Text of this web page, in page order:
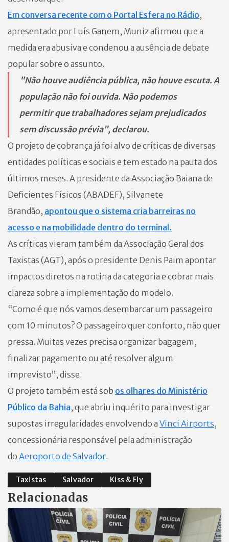
Em conversa recente com o Portal Esfera no Rádio,
apresentado por Luís Ganem, Muniz afirmou que a
medida era abusiva e condenou a ausência de debate
popular sobre o assunto.
"Não houve audiência pública, não houve escuta. A
população não foi ouvida. Não podemos
permitir que trabalhadores sejam prejudicados
sem discussão prévia”, declarou.
O projeto de cobrança já foi alvo de críticas de diversas
entidades políticas e sociais e tem estado na pauta dos
últimos meses. A presidente da Associação Baiana de
Deficientes Físicos (ABADEF), Silvanete
Brandão, apontou que o sistema cria barreiras no
acesso e na mobilidade dentro do terminal.
As críticas vieram também da Associação Geral dos
Taxistas (AGT), após o presidente Denis Paim apontar
impactos diretos na rotina da categoria e cobrar mais
clareza sobre a implementação do modelo.
“Como é que nós vamos desembarcar um passageiro
com 10 minutos? O passageiro quer conforto, não quer
pressa. Muitas vezes precisa organizar bagagem,
finalizar pagamento ou até resolver algum
imprevisto”, disse.
O projeto também está sob os olhares do Ministério
Público da Bahia, que abriu inquérito para investigar
supostas irregularidades envolvendo a Vinci Airports,
concessionária responsável pela administração
do Aeroporto de Salvador.
Taxistas Salvador Kiss & Fly
Relacionadas